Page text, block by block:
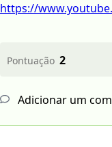
https://
Pontuação 2
Adicionar um